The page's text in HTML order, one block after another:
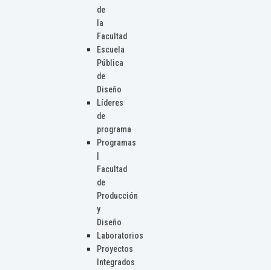
de
la
Facultad
Escuela
Pública
de
Diseño
Líderes
de
programa
Programas
Facultad
de
Producción
y
Diseño
Laboratorios
Proyectos
Integrados